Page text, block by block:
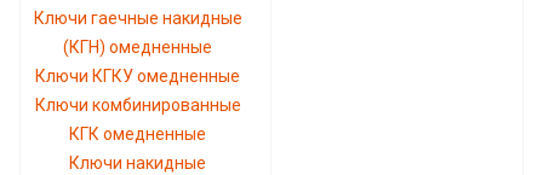
Ключи гаечные накидные
(КГН) омедненные
Ключи КГКУ омедненные
Ключи комбинированные
КГК омедненные
Ключи накидные